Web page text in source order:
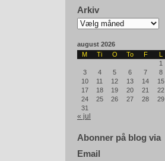
Arkiv
Arkiv
august 2026
M
Ti O To F L
1
3
4 5 6 7 8
10
11 12 13 14 15
17
18 19 20 21 22
24
25 26 27 28 29
31
« jul
Abonner på blog via
Email